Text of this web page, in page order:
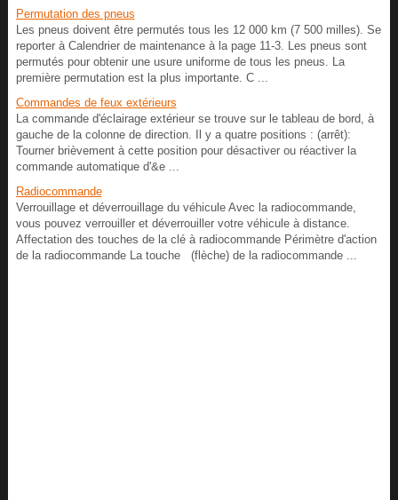
Permutation des pneus
Les pneus doivent être permutés tous les 12 000 km (7 500 milles). Se
reporter à Calendrier de maintenance à la page 11-3. Les pneus sont
permutés pour obtenir une usure uniforme de tous les pneus. La
première permutation est la plus importante. C ...
Commandes de feux extérieurs
La commande d'éclairage extérieur se trouve sur le tableau de bord, à
gauche de la colonne de direction. Il y a quatre positions : (arrêt):
Tourner brièvement à cette position pour désactiver ou réactiver la
commande automatique d'&e ...
Radiocommande
Verrouillage et déverrouillage du véhicule Avec la radiocommande,
vous pouvez verrouiller et déverrouiller votre véhicule à distance.
Affectation des touches de la clé à radiocommande Périmètre d'action
de la radiocommande La touche (flèche) de la radiocommande ...